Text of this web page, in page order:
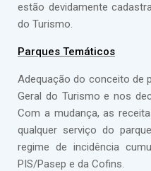
estão devidamente
do Turismo.
Parques Temáticos
Adequação do conceito de
Geral do Turismo e nos
Com a mudança, as
qualquer serviço do
regime de incidência
PIS/Pasep e da Cofins.